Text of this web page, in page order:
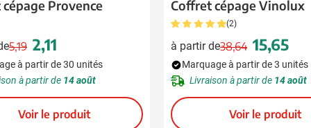
pour la catégorie Inspiration
pour la catégorie Promotions & coup de cœur
Provence
Prix normal
5,19
Prix spécial
2,11
à partir de 30 unités
à partir de 14 août
Voir le produit
Coffret cépage Vinolux
(2)
à partir de
Prix normal
38,64
Prix spécial
15,65
Marquage à partir de 3 unités
Livraison à partir de 14 août
Voir le produit